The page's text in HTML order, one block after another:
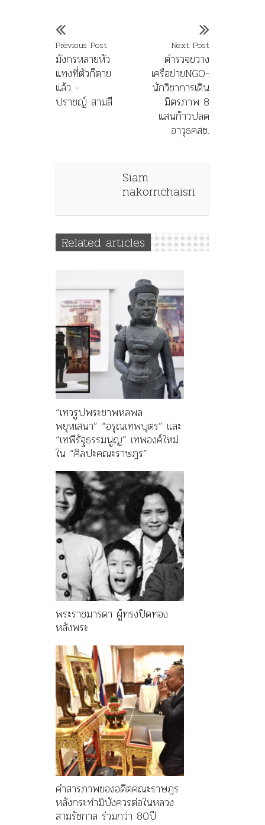
Previous Post
มังกรหลายหัว
แทงที่ตัวก็ตาย
แล้ว -
ปราชญ์ สามสี
Next Post
ตำรวจขวาง
เครือข่ายNGO-
นักวิชาการเดิน
มิตรภาพ 8
แสนก้าวปลด
อาวุธคสช.
Siam
nakornchaisri
Related articles
“เทวรูปพระยาพหลพล
พยุหเสนา” “อรุณเทพบุตร” และ
“เทพีรัฐธรรมนูญ” เทพองค์ใหม่
ใน “ศิลปะคณะราษฎร”
พระราชมารดา ผู้ทรงปิดทอง
หลังพระ
คำสารภาพของอดีตคณะราษฎร
หลังกระทำมิบังควรต่อในหลวง
สามรัชกาล ร่วมกว่า 80ปี